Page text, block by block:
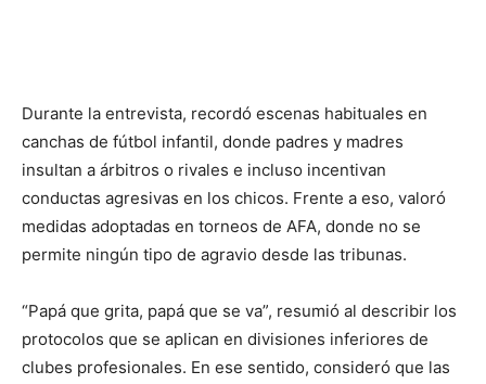
Durante la entrevista, recordó escenas habituales en
canchas de fútbol infantil, donde padres y madres
insultan a árbitros o rivales e incluso incentivan
conductas agresivas en los chicos. Frente a eso, valoró
medidas adoptadas en torneos de AFA, donde no se
permite ningún tipo de agravio desde las tribunas.
“Papá que grita, papá que se va”, resumió al describir los
protocolos que se aplican en divisiones inferiores de
clubes profesionales. En ese sentido, consideró que las